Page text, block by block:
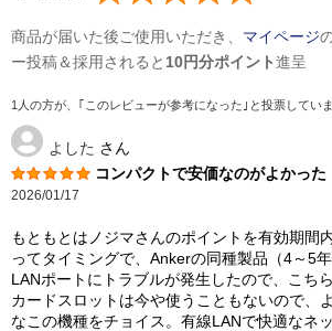
商品が届いた後ご使用いただき、 マイページ
ー投稿＆採用されると 10円分ポイント進呈
1人の方が、｢このレビューが参考になった｣と投票していま
よした さん
コンパクトで安価なのがよかった
2026/01/17
もともとはノジマさんのポイントを有効期間
ってタイミングで、Ankerの同種製品（4～5
LANポートにトラブルが発生したので、こち
カードスロットは今や使うこともないので、
なこの機種をチョイス。有線LANで快適なネ